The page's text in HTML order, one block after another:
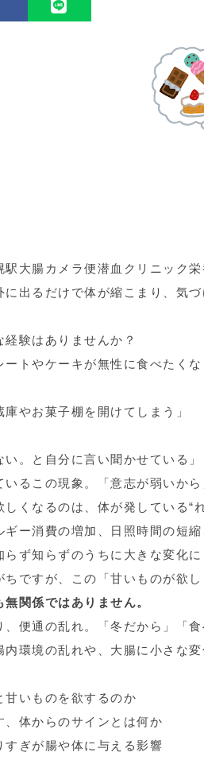
駅大腸カメラ便潜血クリニック栄
に出るだけで体が縮こまり、気
経験はありませんか？
ートやケーキが無性に食べたくな
庫やお菓子棚を開けてしまう」
い。と自分に言い聞かせている」
いるこの現象。「意志が弱いか
くなるのは、体が発している“
ギー消費の増加、日照時間の短
ず知らずのうちに大きな変化に
ですが、この「甘いものが欲し
関係ではありません。
、便通の乱れ。「冬だから」「
環境の乱れや、大腸に小さな
甘いものを欲するのか
、体からのサインとは何か
すぎが腸や体に与える影響